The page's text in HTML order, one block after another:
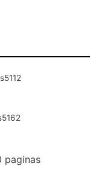
paginas